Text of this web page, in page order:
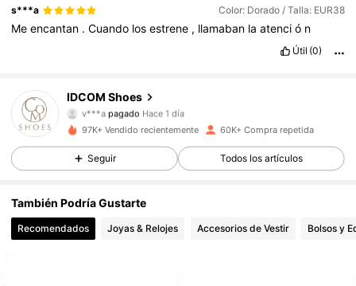
s***a Color: Dorado / Talla: EUR38
Meencantan .Cuando losestrene , llamaban laatenció n
Útil (0)
IDCOM Shoes
4,88
18K Seguidores
v***apagado Hace 1 día
4,88 18K Seguidores
4,88 18K Seguidores
97K+ Vendido recientemente 60K+ Compra repetida
Seguir Todos los artículos
También Podría Gustarte
Recomendados Joyas & Relojes Accesorios de Vestir Bolsos y